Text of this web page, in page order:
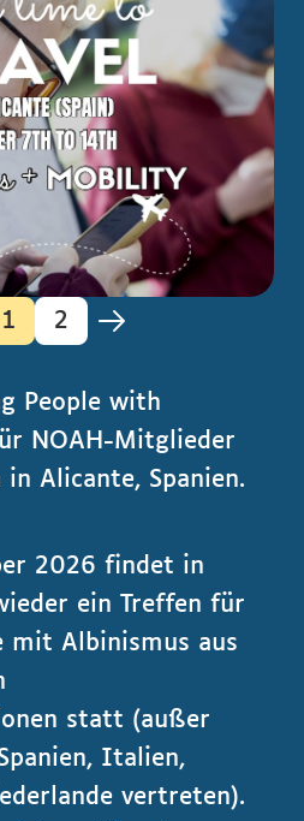
People with
NOAH-Mitglieder
Alicante, Spanien.
2026 findet in
ein Treffen für
mit Albinismus aus
statt (außer
Italien,
vertreten).